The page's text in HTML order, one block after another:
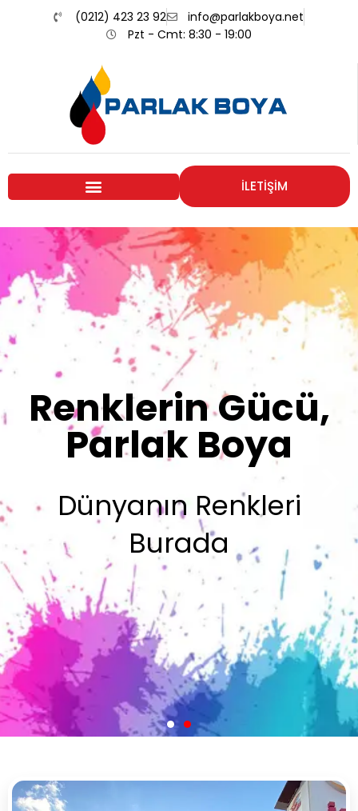
(0212) 423 23 92
info@parlakboya.net
Pzt - Cmt: 8:30 - 19:00
İLETİŞİM
Renklerimiz
Sizin İmzanız
Olsun